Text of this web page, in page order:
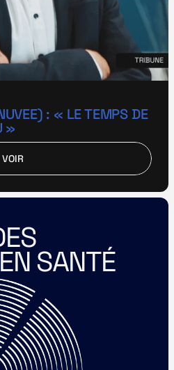
: « LE TEMPS DE
»
VOIR
SANTÉ